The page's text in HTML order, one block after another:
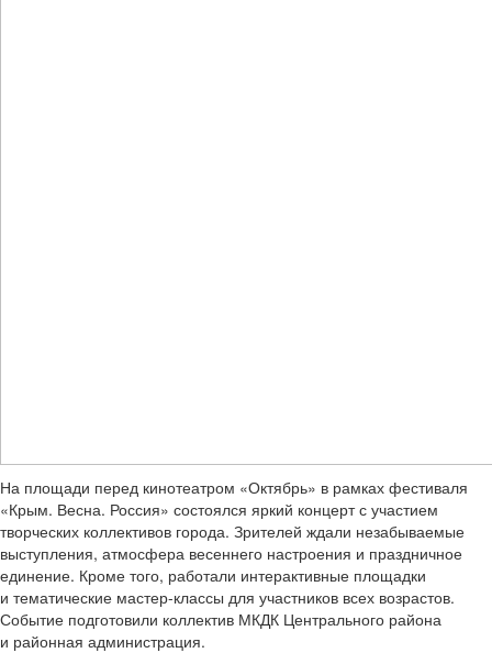
На площади перед кинотеатром «Октябрь» в рамках фестиваля
«Крым. Весна. Россия» состоялся яркий концерт с участием
творческих коллективов города. Зрителей ждали незабываемые
выступления, атмосфера весеннего настроения и праздничное
единение. Кроме того, работали интерактивные площадки
и тематические мастер-классы для участников всех возрастов.
Событие подготовили коллектив МКДК Центрального района
и районная администрация.